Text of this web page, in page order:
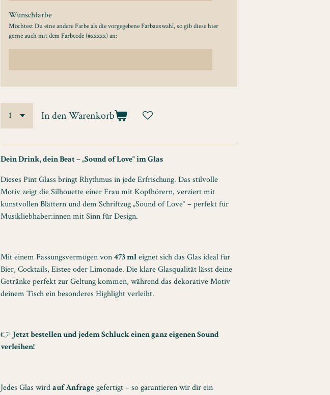
Wunschfarbe
Möchtest Du eine andere Farbe als die vorgegebene Farbauswahl, so gib diese hier
gerne auch mit dem Farbcode (#xxxxx) an:
In den Warenkorb
Dein Drink, dein Beat – „Sound of Love“ im Glas
Dieses Pint Glass bringt Rhythmus in jede Erfrischung. Das stilvolle
Motiv zeigt die Silhouette einer Frau mit Kopfhörern, verziert mit
kunstvollen Blättern und dem Schriftzug „Sound of Love“ – perfekt für
Musikliebhaber:innen mit Sinn für Design.
Mit einem Fassungsvermögen von473 mleignet sich das Glas ideal für
Bier, Cocktails, Eistee oder Limonade. Die klare Glasqualität lässt deine
Getränke perfekt zur Geltung kommen, während das dekorative Motiv
deinem Tisch ein besonderes Highlight verleiht.
👉 Jetzt bestellen und jedem Schluck einen ganz eigenen Sound
verleihen!
Jedes Glas wirdauf Anfragegefertigt – so garantieren wir dir ein